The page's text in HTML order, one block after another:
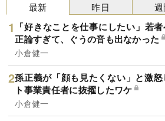
最新
「好きなことを仕事にしたい」若
正論すぎて、ぐうの音も出なかった
小倉健一
孫正義が「顔も見たくない」と激
ト事業責任者に抜擢したワケ
小倉健一
昨日